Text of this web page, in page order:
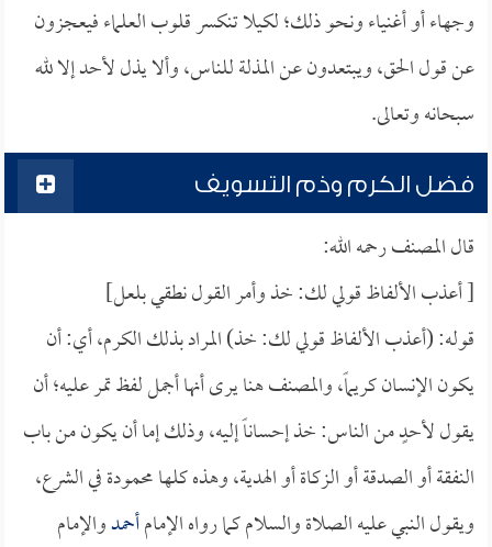
وجهاء أو أغنياء ونحو ذلك؛ لكيلا تنكسر قلوب العلماء فيعجزون
عن قول الحق، ويبتعدون عن المذلة للناس، وألا يذل لأحد إلا لله
سبحانه وتعالى.
فضل الكرم وذم التسويف
قال المصنف رحمه الله:
[ أعذب الألفاظ قولي لك: خذ وأمر القول نطقي بلعل]
قوله: (أعذب الألفاظ قولي لك: خذ) المراد بذلك الكرم، أي: أن
يكون الإنسان كريماً، والمصنف هنا يرى أنها أجمل لفظ تمر عليه؛ أن
يقول لأحدٍ من الناس: خذ إحساناً إليه، وذلك إما أن يكون من باب
النفقة أو الصدقة أو الزكاة أو الهدية، وهذه كلها محمودة في الشرع،
ويقول النبي عليه الصلاة والسلام كما رواه الإمامأحمدوالإمام